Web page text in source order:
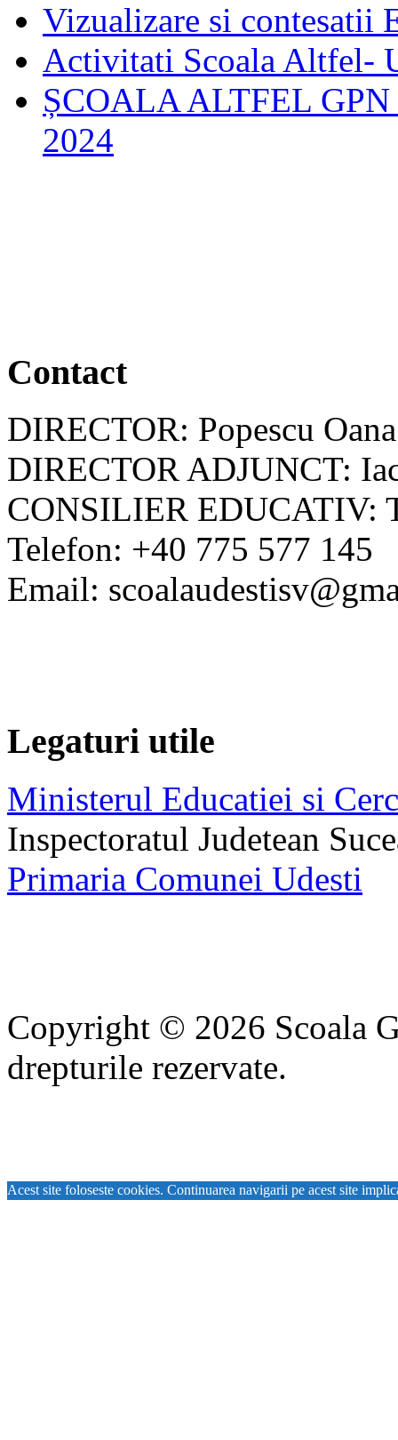
Vizualizare si contesatii
Activitati Scoala Altfel-
ȘCOALA ALTFEL
2024
Contact
DIRECTOR: Popescu
DIRECTOR ADJUNCT:
CONSILIER EDUCATIV:
Telefon: +40 775 577 145
Email:
Legaturi utile
Ministerul Educatiei si
Inspectoratul Judetean
Primaria Comunei Udesti
Copyright © 2026 Scoala
drepturile rezervate.
Acest site foloseste cookies. Continuarea navigarii pe acest site